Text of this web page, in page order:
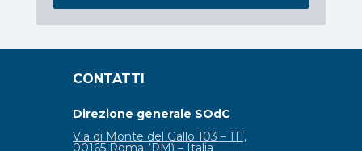
CONTATTI
Direzione generale SOdC
Via di Monte del Gallo 103 – 111,
00165 Roma (RM) – Italia